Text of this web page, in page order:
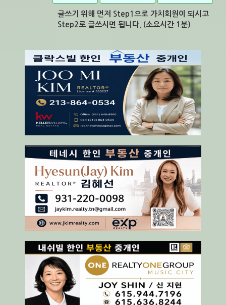
글쓰기 위해 먼저 Step1으로 가치회원이 되시고
Step2로 글쓰시면 됩니다. (소요시간 1분)